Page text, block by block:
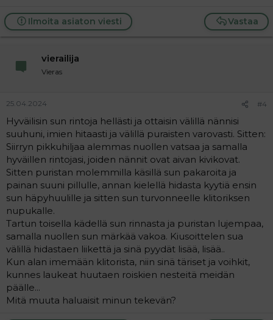
Vastaa
Ilmoita asiaton viesti
vierailija
Vieras
25.04.2024 #4
Hyväilisin sun rintoja hellästi ja ottaisin välillä nännisi
suuhuni, imien hitaasti ja välillä puraisten varovasti. Sitten:
Siirryn pikkuhiljaa alemmas nuollen vatsaa ja samalla
hyväillen rintojasi, joiden nännit ovat aivan kivikovat.
Sitten puristan molemmilla käsillä sun pakaroita ja
painan suuni pillulle, annan kielellä hidasta kyytiä ensin
sun häpyhuulille ja sitten sun turvonneelle klitoriksen
nupukalle.
Tartun toisella kädellä sun rinnasta ja puristan lujempaa,
samalla nuollen sun märkää vakoa. Kiusoittelen sua
välillä hidastaen liikettä ja sinä pyydät lisää, lisää..
Kun alan imemään klitorista, niin sinä täriset ja voihkit,
kunnes laukeat huutaen roiskien nesteitä meidän
päälle...
Mitä muuta haluaisit minun tekevän?